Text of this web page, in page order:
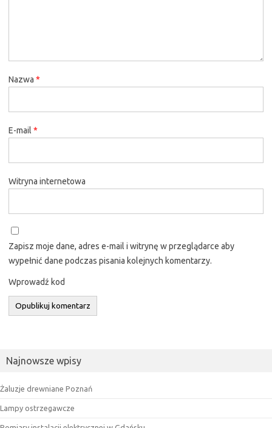
Nazwa *
E-mail *
Witryna internetowa
Zapisz moje dane, adres e-mail i witrynę w przeglądarce aby
wypełnić dane podczas pisania kolejnych komentarzy.
Wprowadź kod
Najnowsze wpisy
Żaluzje drewniane Poznań
Lampy ostrzegawcze